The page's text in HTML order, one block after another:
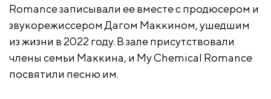
Romance записывали ее вместе с продюсером и
звукорежиссером Дагом Маккином, ушедшим
из жизни в 2022 году. В зале присутствовали
члены семьи Маккина, и My Chemical Romance
посвятили песню им.